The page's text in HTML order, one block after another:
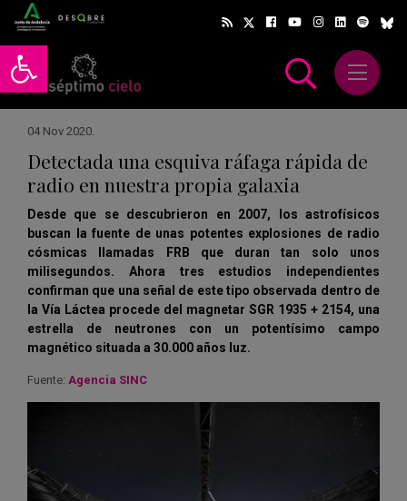
Abrir barra de herramientas
Abrir
04 Nov 2020.
Detectada una esquiva ráfaga rápida de
radio en nuestra propia galaxia
Desde que se descubrieron en 2007, los astrofísicos
buscan la fuente de unas potentes explosiones de radio
cósmicas llamadas FRB que duran tan solo unos
milisegundos. Ahora tres estudios independientes
confirman que una señal de este tipo observada dentro de
la Vía Láctea procede del magnetar SGR 1935 + 2154, una
estrella de neutrones con un potentísimo campo
magnético situada a 30.000 años luz.
Fuente: Agencia SINC